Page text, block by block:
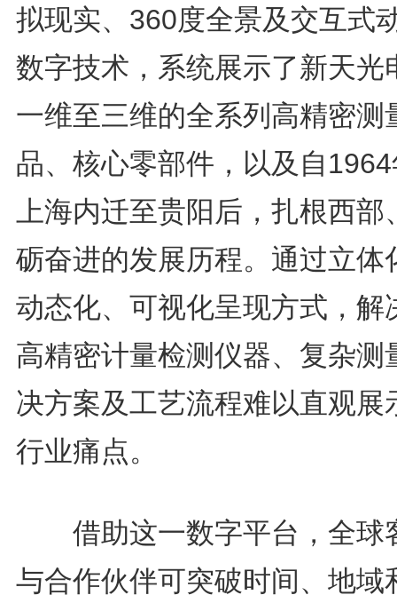
拟现实、360度全景及交互式
数字技术，系统展示了新天光
一维至三维的全系列高精密测
品、核心零部件，以及自
上海内迁至贵阳后，扎根西部
砺奋进的发展历程。通过立体
动态化、可视化呈现方式，解
高精密计量检测仪器、复杂测
决方案及工艺流程难以直观展
行业痛点。
借助这一数字平台，全球
与合作伙伴可突破时间、地域